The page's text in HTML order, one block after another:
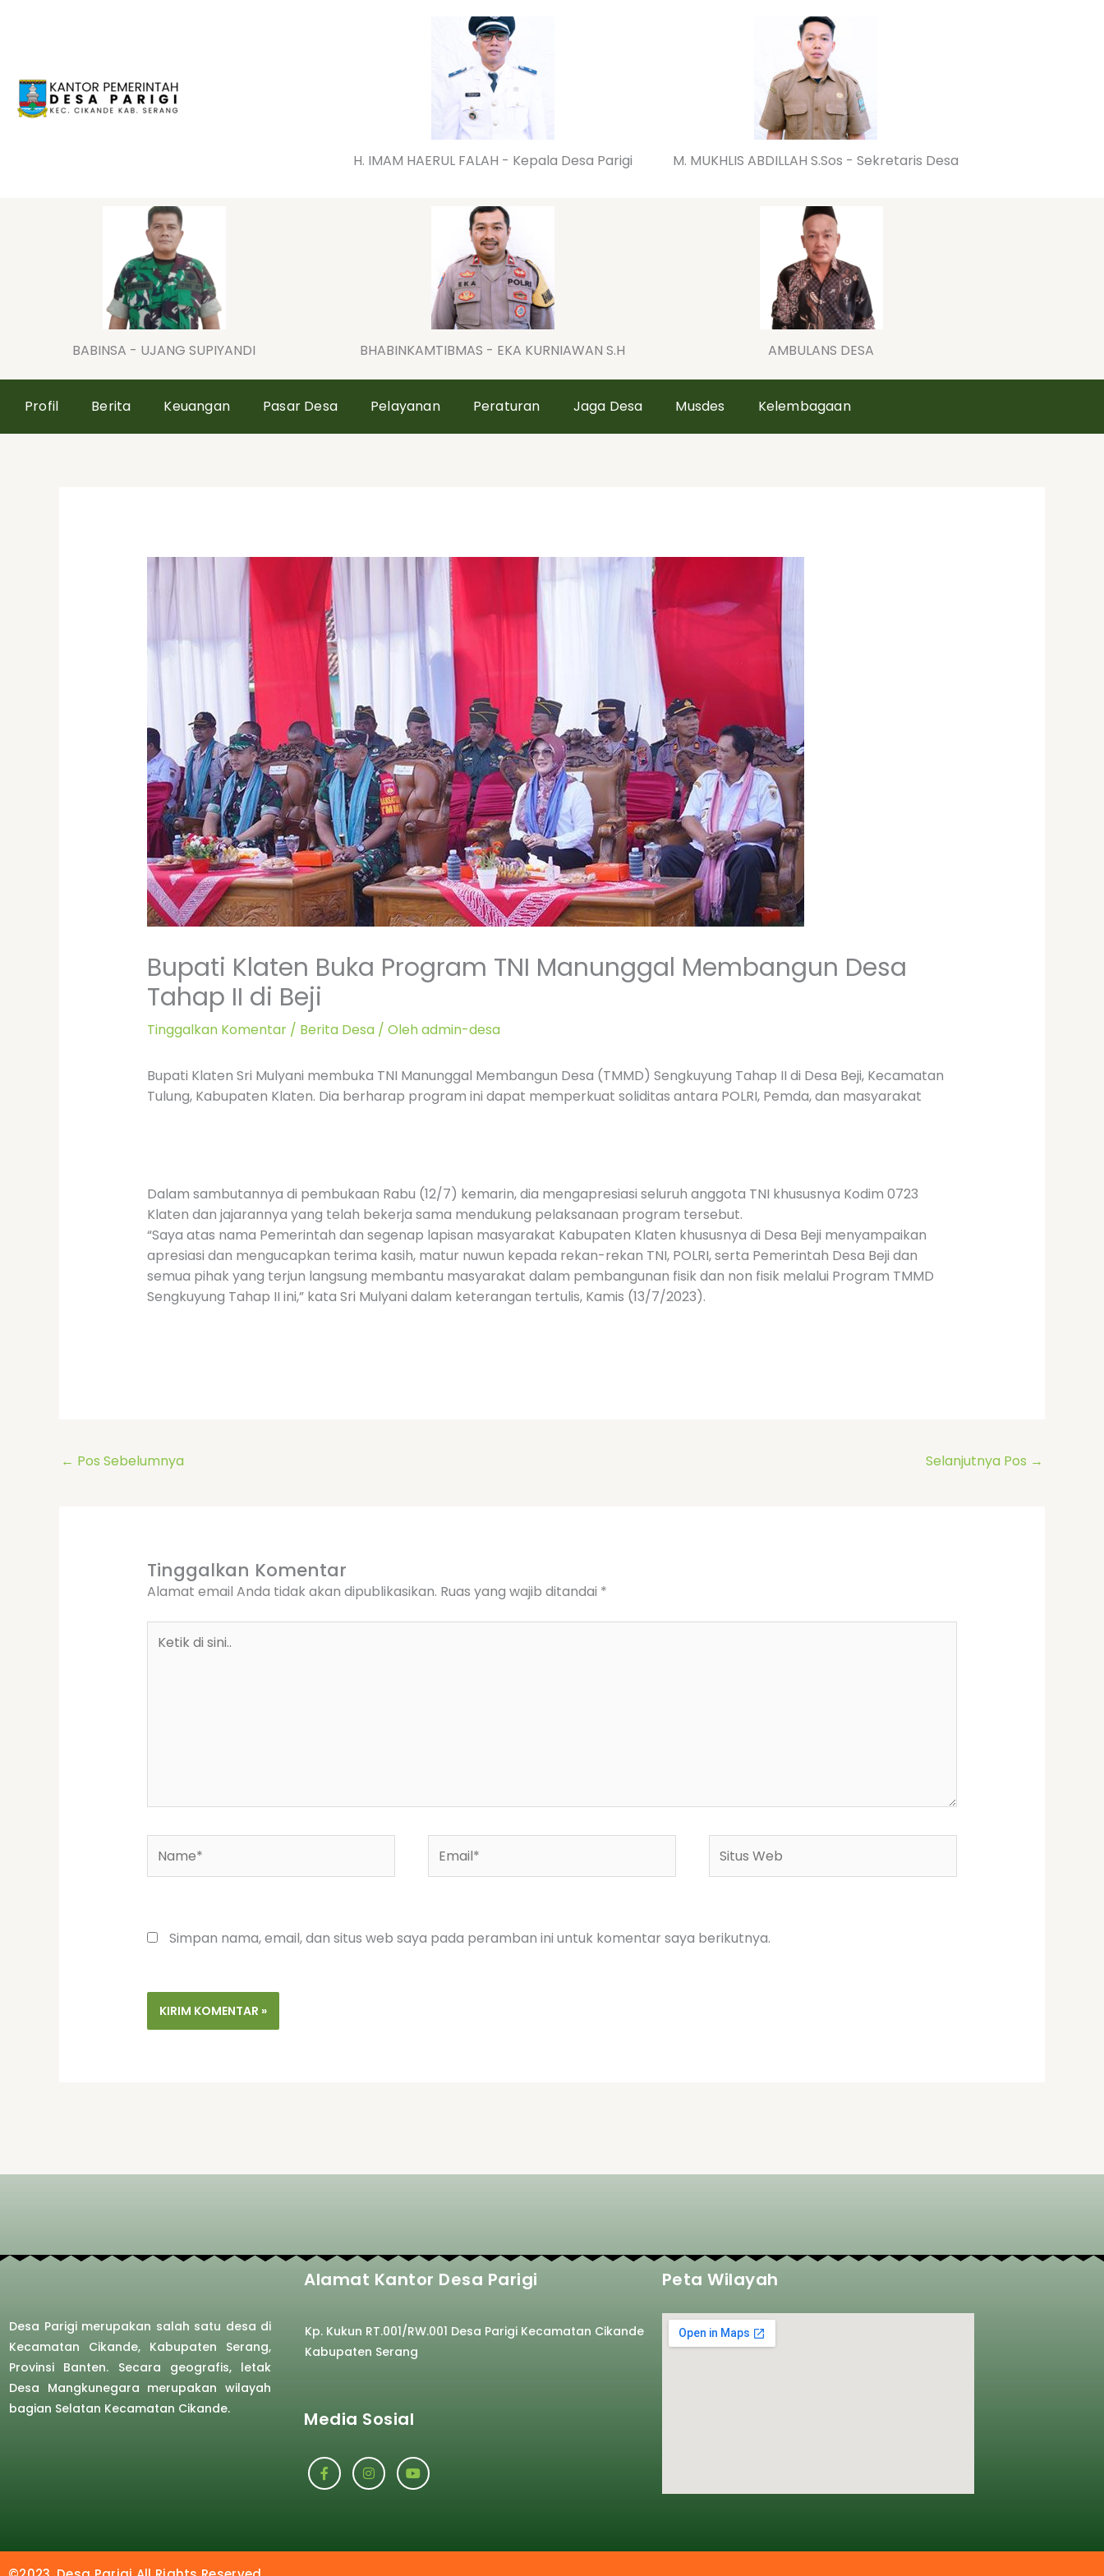
H. IMAM HAERUL FALAH - Kepala Desa Parigi M. MUKHLIS ABDILLAH S.Sos - Sekretaris Desa
BABINSA - UJANG SUPIYANDI BHABINKAMTIBMAS - EKA KURNIAWAN S.H AMBULANS DESA
Profil Berita Keuangan Pasar Desa Pelayanan Peraturan Jaga Desa Musdes Kelembagaan
Bupati Klaten Buka Program TNI Manunggal Membangun Desa
Tahap II di Beji
Tinggalkan Komentar / Berita Desa/ Olehadmin-desa
Bupati Klaten Sri Mulyani membuka TNI Manunggal Membangun Desa (TMMD) Sengkuyung Tahap II di Desa Beji, Kecamatan
Tulung, Kabupaten Klaten. Dia berharap program ini dapat memperkuat soliditas antara POLRI, Pemda, dan masyarakat
Dalam sambutannya di pembukaan Rabu (12/7) kemarin, dia mengapresiasi seluruh anggota TNI khususnya Kodim 0723
Klaten dan jajarannya yang telah bekerja sama mendukung pelaksanaan program tersebut.
“Saya atas nama Pemerintah dan segenap lapisan masyarakat Kabupaten Klaten khususnya di Desa Beji menyampaikan
apresiasi dan mengucapkan terima kasih, matur nuwun kepada rekan-rekan TNI, POLRI, serta Pemerintah Desa Beji dan
semua pihak yang terjun langsung membantu masyarakat dalam pembangunan fisik dan non fisik melalui Program TMMD
Sengkuyung Tahap II ini,” kata Sri Mulyani dalam keterangan tertulis, Kamis (13/7/2023).
← Pos Sebelumnya Selanjutnya Pos →
Tinggalkan Komentar
Alamat email Anda tidak akan dipublikasikan. Ruas yang wajib ditandai *
Web
Simpan nama, email, dan situs web saya pada peramban ini untuk komentar saya berikutnya.
Desa Parigi merupakan salah satu desa di
Kecamatan Cikande, Kabupaten Serang,
Provinsi Banten. Secara geografis, letak
Desa Mangkunegara merupakan wilayah
bagian Selatan Kecamatan Cikande.
Alamat Kantor Desa Parigi
Kp. Kukun RT.001/RW.001 Desa Parigi Kecamatan Cikande
Kabupaten Serang
Media Sosial
Peta Wilayah